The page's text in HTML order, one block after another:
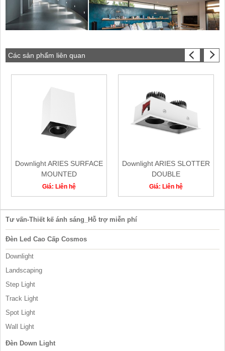
Các sản phẩm liên quan
Downlight ARIES SURFACE
MOUNTED
Giá: Liên hệ
Downlight ARIES SLOTTER
DOUBLE
Giá: Liên hệ
Tư vấn-Thiết kế ánh sáng_Hỗ trợ miễn phí
Đèn Led Cao Cấp Cosmos
Downlight
Landscaping
Step Light
Track Light
Spot Light
Wall Light
Đèn Down Light